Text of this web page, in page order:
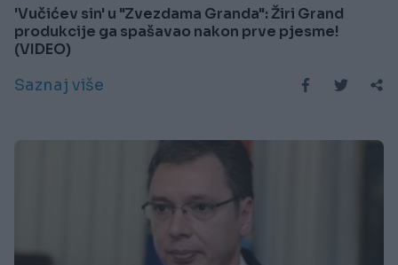
'Vučićev sin' u "Zvezdama Granda": Žiri Grand
produkcije ga spašavao nakon prve pjesme!
(VIDEO)
Saznaj više